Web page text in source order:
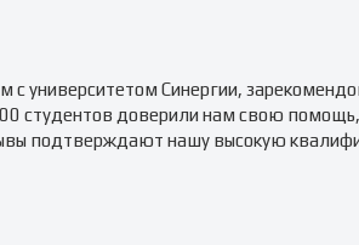
с университетом Синергии,
студентов доверили нам свою
подтверждают нашу высокую